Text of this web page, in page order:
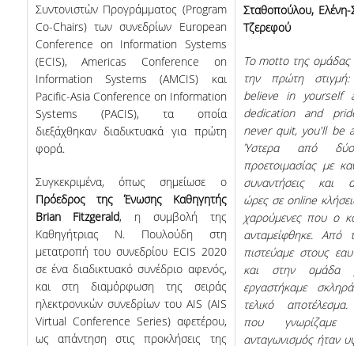
Συντονιστών Προγράμματος (Program
Co-Chairs) των συνεδρίων European
Conference on Information Systems
(ECIS), Americas Conference on
Information Systems (AMCIS) και
Pacific-Asia Conference on Information
Systems (PACIS), τα οποία
διεξάχθηκαν διαδικτυακά για πρώτη
φορά.
Συγκεκριμένα, όπως σημείωσε o
Πρόεδρος της Ένωσης Καθηγητής
Brian Fitzgerald, η συμβολή της
Καθηγήτριας Ν. Πουλούδη στη
μετατροπή του συνεδρίου ECIS 2020
σε ένα διαδικτυακό συνέδριο αφενός,
και στη διαμόρφωση της σειράς
ηλεκτρονικών συνεδρίων του AIS (AIS
Virtual Conference Series) αφετέρου,
ως απάντηση στις προκλήσεις της
Σταθοπούλου, Ελένη-
Τζερεφού
Το mottoτης ομάδας
την πρώτη
believe
in yourself
dedication
and
never quit, you'll be
Ύστερα από
προετοιμασίας με
συναντήσεις και
ώρες σε online
χαρούμενες που ο
ανταμείφθηκε. Από
πιστεύαμε στους
και στην ομάδα
εργαστήκαμε
τελικό
που
ανταγωνισμός ήταν